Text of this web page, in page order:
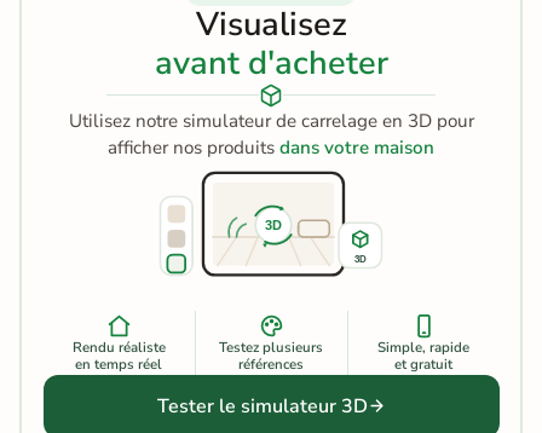
Visualisez
avant d'acheter
Utilisez notre simulateur de carrelage en 3D pour
afficher nos produits dans votre maison
3D
3D
Rendu réaliste
en temps réel
Testez plusieurs
références
Simple, rapide
et gratuit
Tester le simulateur 3D